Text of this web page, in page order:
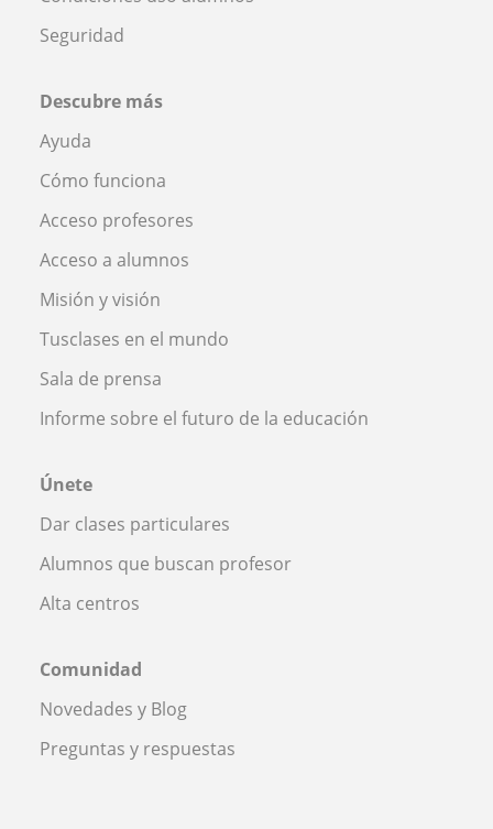
Seguridad
Descubre más
Ayuda
Cómo funciona
Acceso profesores
Acceso a alumnos
Misión y visión
Tusclases en el mundo
Sala de prensa
Informe sobre el futuro de la educación
Únete
Dar clases particulares
Alumnos que buscan profesor
Alta centros
Comunidad
Novedades y Blog
Preguntas y respuestas